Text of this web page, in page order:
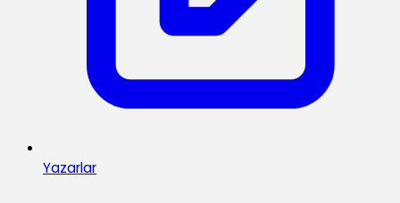
Yazarlar